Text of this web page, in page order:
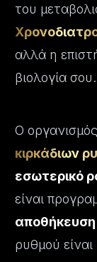
του
αλλά η
βιολογία σου.
Ο
κιρκάδιων
εσωτερικό
είναι
αποθήκευση
ρυθμού είναι